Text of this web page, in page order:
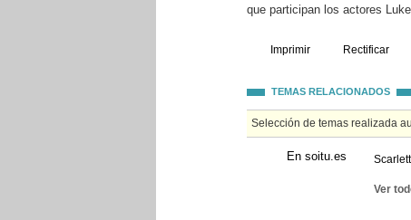
que participan los actores
Imprimir Rectificar
TEMAS RELACIONADOS
Selección de temas realizada
En soitu.es
Ver